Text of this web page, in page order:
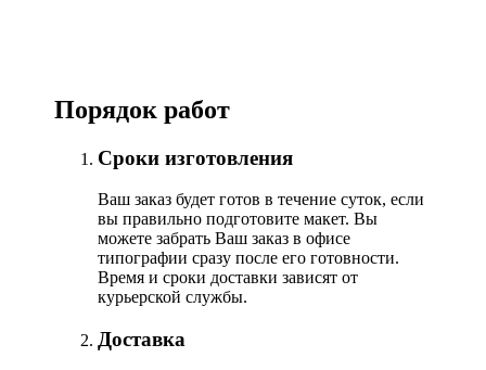
Порядок работ
Сроки изготовления
Ваш заказ будет готов в течение суток, если
вы правильно подготовите макет. Вы
можете забрать Ваш заказ в офисе
типографии сразу после его готовности.
Время и сроки доставки зависят от
курьерской службы.
Доставка